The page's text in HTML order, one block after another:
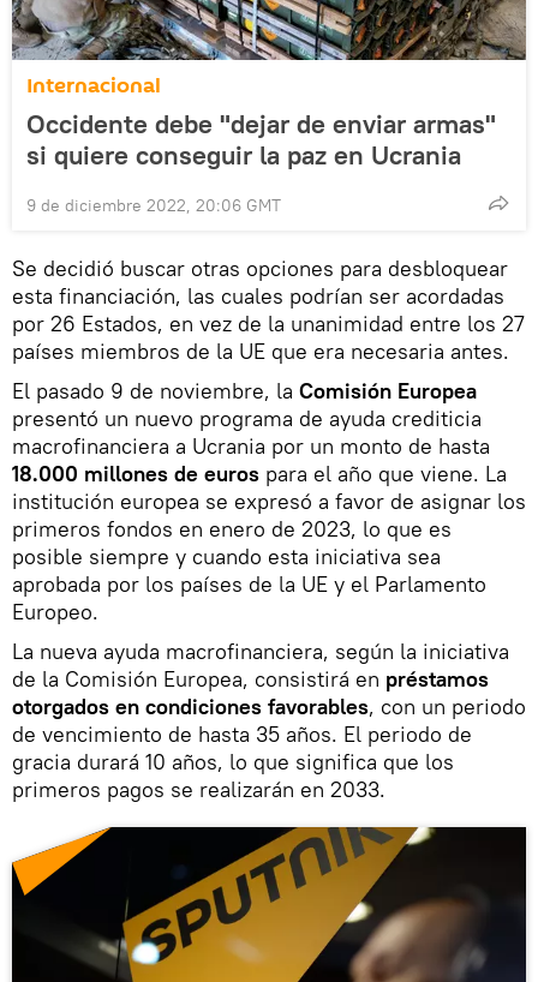
Internacional
Occidente debe "dejar de enviar armas"
si quiere conseguir la paz en Ucrania
9 de diciembre 2022, 20:06 GMT
Se decidió buscar otras opciones para desbloquear
esta financiación, las cuales podrían ser acordadas
por 26 Estados, en vez de la unanimidad entre los 27
países miembros de la UE que era necesaria antes.
El pasado 9 de noviembre, la Comisión Europea
presentó un nuevo programa de ayuda crediticia
macrofinanciera a Ucrania por un monto de hasta
18.000 millones de euros para el año que viene. La
institución europea se expresó a favor de asignar los
primeros fondos en enero de 2023, lo que es
posible siempre y cuando esta iniciativa sea
aprobada por los países de la UE y el Parlamento
Europeo.
La nueva ayuda macrofinanciera, según la iniciativa
de la Comisión Europea, consistirá en préstamos
otorgados en condiciones favorables, con un periodo
de vencimiento de hasta 35 años. El periodo de
gracia durará 10 años, lo que significa que los
primeros pagos se realizarán en 2033.